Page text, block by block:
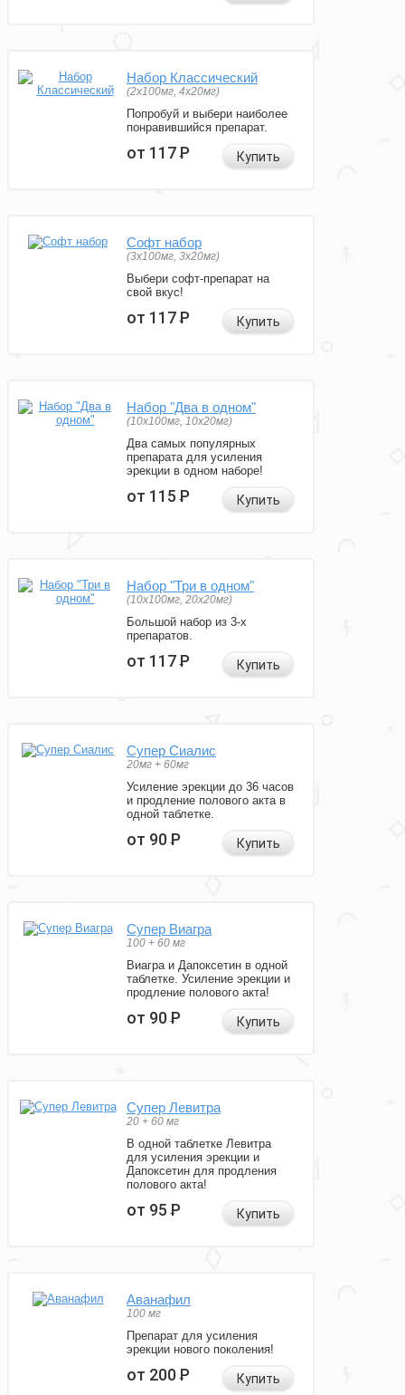
Набор Классический
(2x100мг, 4x20мг)
Попробуй и выбери наиболее
понравившийся препарат.
от 117Р Купить
Софт набор
(3x100мг, 3x20мг)
Выбери софт-препарат на
свой вкус!
от 117Р Купить
Набор "Два в одном"
(10x100мг, 10x20мг)
Два самых популярных
препарата для усиления
эрекции в одном наборе!
от 115Р Купить
Набор "Три в одном"
(10x100мг, 20x20мг)
Большой набор из 3-х
препаратов.
от 117Р Купить
Супер Сиалис
20мг + 60мг
Усиление эрекции до 36 часов
и продление полового акта в
одной таблетке.
от 90Р Купить
Супер Виагра
100 + 60 мг
Виагра и Дапоксетин в одной
таблетке. Усиление эрекции и
продление полового акта!
от 90Р Купить
Супер Левитра
20 + 60 мг
В одной таблетке Левитра
для усиления эрекции и
Дапоксетин для продления
полового акта!
от 95Р Купить
Аванафил
100 мг
Препарат для усиления
эрекции нового поколения!
от 200Р Купить